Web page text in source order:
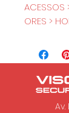
ACESSOS
ORES >